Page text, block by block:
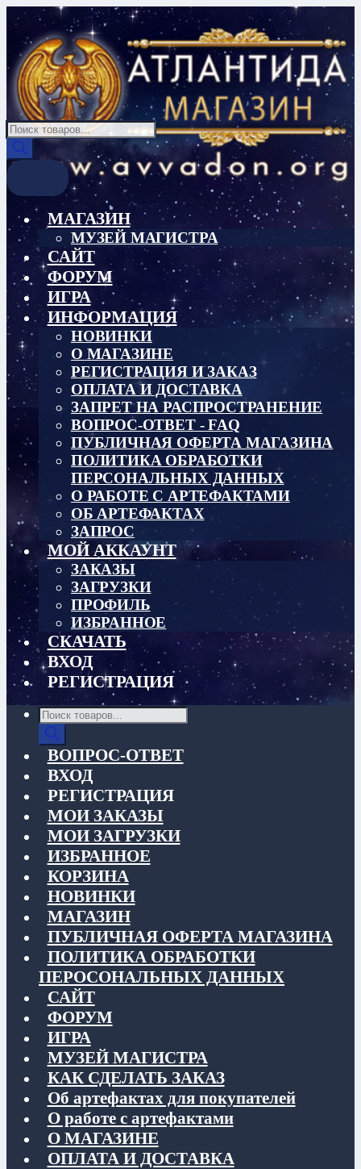
Перейти
навигации
Перейти
содержимому
Поиск
товаров
МАГАЗИН
МУЗЕЙ МАГИСТРА
САЙТ
ФОРУМ
ИГРА
ИНФОРМАЦИЯ
НОВИНКИ
О МАГАЗИНЕ
РЕГИСТРАЦИЯ И ЗАКАЗ
ОПЛАТА И ДОСТАВКА
ЗАПРЕТ НА РАСПРОСТРАНЕНИЕ
ВОПРОС-ОТВЕТ - FAQ
ПУБЛИЧНАЯ ОФЕРТА МАГАЗИНА
ПОЛИТИКА ОБРАБОТКИ
ПЕРСОНАЛЬНЫХ ДАННЫХ
О РАБОТЕ С АРТЕФАКТАМИ
ОБ АРТЕФАКТАХ
ЗАПРОС
МОЙ АККАУНТ
ЗАКАЗЫ
ЗАГРУЗКИ
ПРОФИЛЬ
ИЗБРАННОЕ
СКАЧАТЬ
ВХОД
РЕГИСТРАЦИЯ
Поиск
товаров
ВОПРОС-ОТВЕТ
ВХОД
РЕГИСТРАЦИЯ
МОИ ЗАКАЗЫ
МОИ ЗАГРУЗКИ
ИЗБРАННОЕ
КОРЗИНА
НОВИНКИ
МАГАЗИН
ПУБЛИЧНАЯ ОФЕРТА МАГАЗИНА
ПОЛИТИКА ОБРАБОТКИ
ПЕРОСОНАЛЬНЫХ ДАННЫХ
САЙТ
ФОРУМ
ИГРА
МУЗЕЙ МАГИСТРА
КАК СДЕЛАТЬ ЗАКАЗ
Об артефактах для покупателей
О работе с артефактами
О МАГАЗИНЕ
ОПЛАТА И ДОСТАВКА